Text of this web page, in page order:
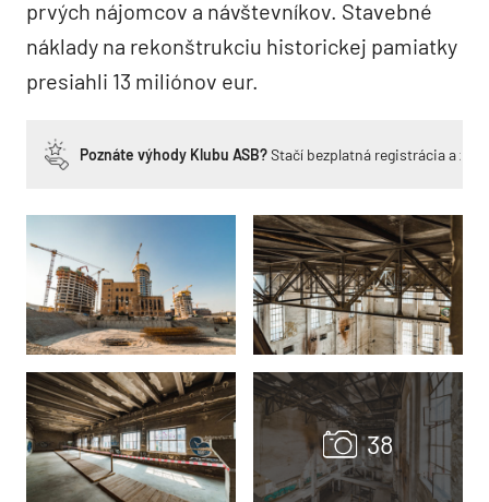
prvých nájomcov a návštevníkov. Stavebné
náklady na rekonštrukciu historickej pamiatky
presiahli 13 miliónov eur.
Poznáte výhody Klubu ASB?Stačí bezplatná registrácia a